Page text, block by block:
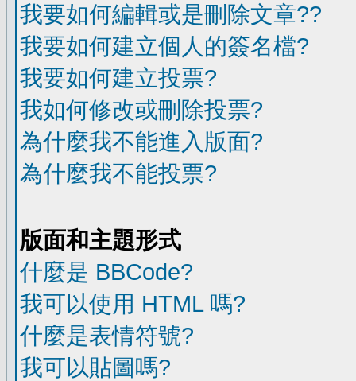
我要如何編輯或是刪除文章??
我要如何建立個人的簽名檔?
我要如何建立投票?
我如何修改或刪除投票?
為什麼我不能進入版面?
為什麼我不能投票?
版面和主題形式
什麼是 BBCode?
我可以使用 HTML 嗎?
什麼是表情符號?
我可以貼圖嗎?